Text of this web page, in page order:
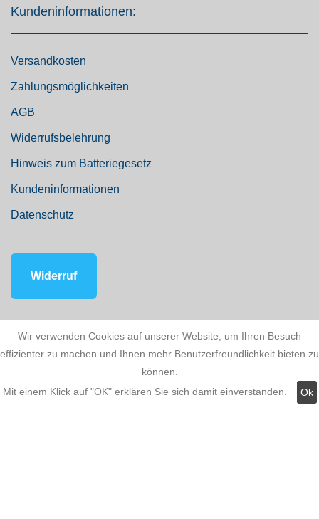
Kundeninformationen:
Versandkosten
Zahlungsmöglichkeiten
AGB
Widerrufsbelehrung
Hinweis zum Batteriegesetz
Kundeninformationen
Datenschutz
Widerruf
Kategorien:
Fassadenstuck
Wir verwenden Cookies auf unserer Website, um Ihren Besuch
effizienter zu machen und Ihnen mehr Benutzerfreundlichkeit bieten zu
können.
Mit einem Klick auf "OK" erklären Sie sich damit einverstanden.
Ok